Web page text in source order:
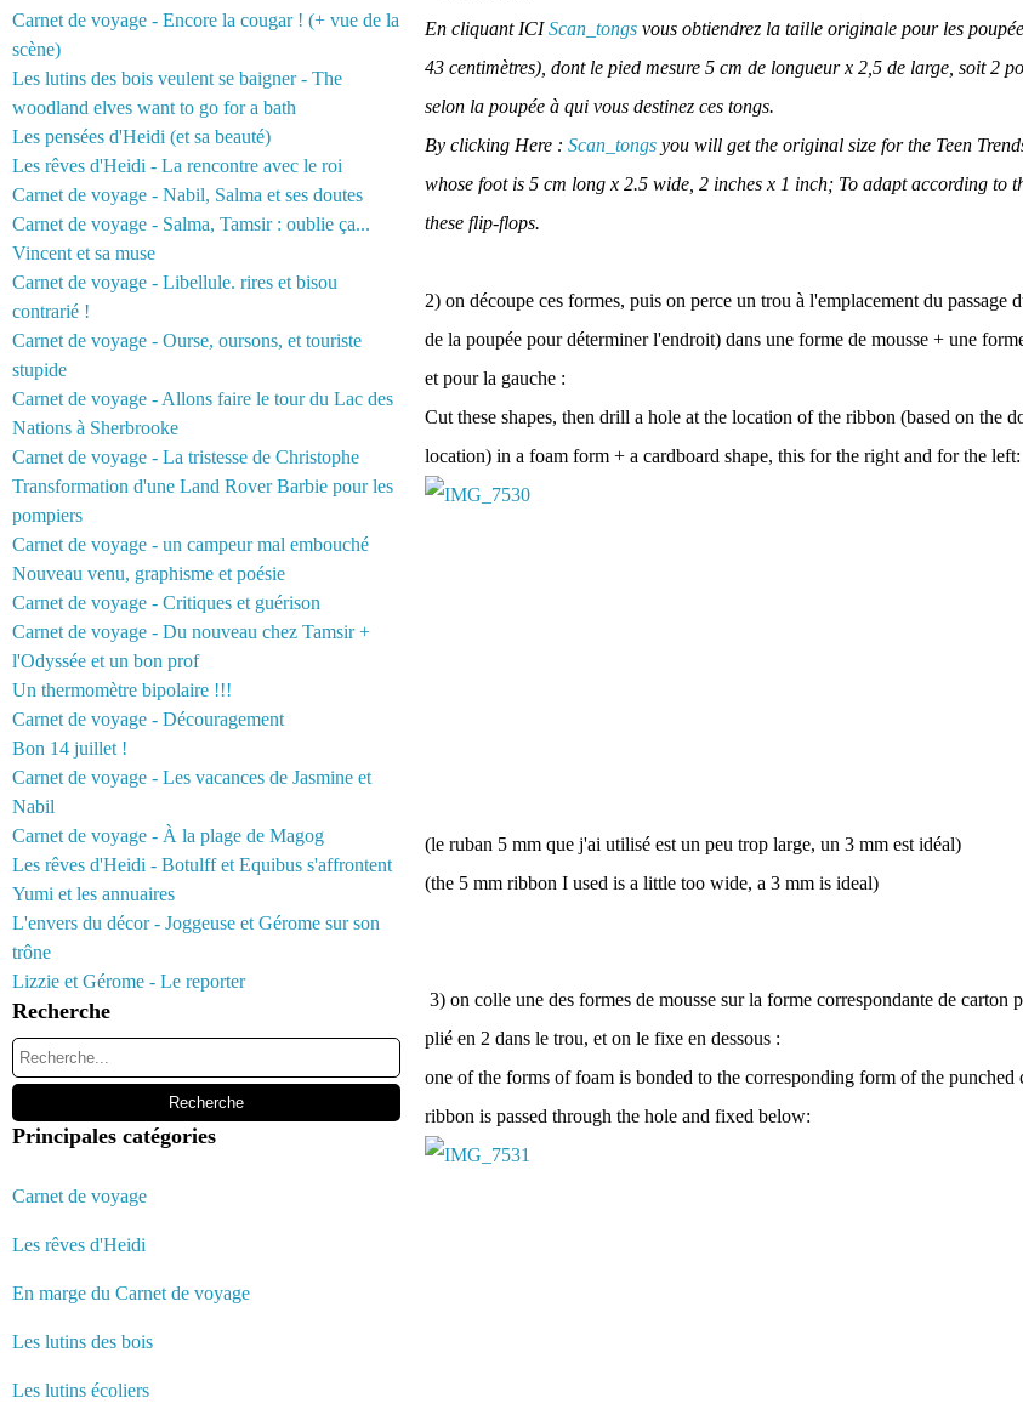
Carnet de voyage - Encore la cougar ! (+ vue de la
scène)
Les lutins des bois veulent se baigner - The
woodland elves want to go for a bath
Les pensées d'Heidi (et sa beauté)
Les rêves d'Heidi - La rencontre avec le roi
Carnet de voyage - Nabil, Salma et ses doutes
Carnet de voyage - Salma, Tamsir : oublie ça...
Vincent et sa muse
Carnet de voyage - Libellule. rires et bisou
contrarié !
Carnet de voyage - Ourse, oursons, et touriste
stupide
Carnet de voyage - Allons faire le tour du Lac des
Nations à Sherbrooke
Carnet de voyage - La tristesse de Christophe
Transformation d'une Land Rover Barbie pour les
pompiers
Carnet de voyage - un campeur mal embouché
Nouveau venu, graphisme et poésie
Carnet de voyage - Critiques et guérison
Carnet de voyage - Du nouveau chez Tamsir +
l'Odyssée et un bon prof
Un thermomètre bipolaire !!!
Carnet de voyage - Découragement
Bon 14 juillet !
Carnet de voyage - Les vacances de Jasmine et
Nabil
Carnet de voyage - À la plage de Magog
Les rêves d'Heidi - Botulff et Equibus s'affrontent
Yumi et les annuaires
L'envers du décor - Joggeuse et Gérome sur son
trône
Lizzie et Gérome - Le reporter
Recherche
Principales catégories
Carnet de voyage
Les rêves d'Heidi
En marge du Carnet de voyage
Les lutins des bois
Les lutins écoliers
En cliquant ICIScan_tongs vous obtiendrez la taille originale pour les
43 centimètres), dont le pied mesure 5 cm de longueur x 2,5 de large, soit 2
selon la poupée à qui vous destinez ces tongs.
By clicking Here : Scan_tongs you will get the original size for the Teen
whose foot is 5 cm long x 2.5 wide, 2 inches x 1 inch; To adapt according to
these flip-flops.
2) on découpe ces formes, puis on perce un trou à l'emplacement du passage
de la poupée pour déterminer l'endroit) dans une forme de mousse + une
et pour la gauche :
Cut these shapes, then drill a hole at the location of the ribbon (based on the
location) in a foam form + a cardboard shape, this for the right and for the left:
(le ruban 5 mm que j'ai utilisé est un peu trop large, un 3 mm est idéal)
(the 5 mm ribbon I used is a little too wide, a 3 mm is ideal)
3) on colle une des formes de mousse sur la forme correspondante de carton
plié en 2 dans le trou, et on le fixe en dessous :
one of the forms of foam is bonded to the corresponding form of the punched
ribbon is passed through the hole and fixed below: